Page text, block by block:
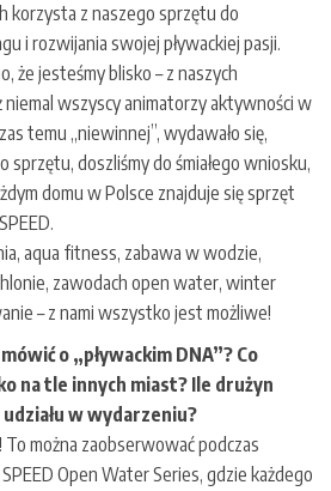
korzysta z naszego sprzętu do
i rozwijania swojej pływackiej pasji.
że jesteśmy blisko – z naszych
wszyscy animatorzy aktywności w
temu „niewinnej”, wydawało się,
sprzętu, doszliśmy do śmiałego wniosku,
domu w Polsce znajduje się sprzęt
aqua fitness, zabawa w wodzie,
zawodach open water, winter
– z nami wszystko jest możliwe!
o „pływackim DNA”? Co
na tle innych miast? Ile drużyn
udziału w wydarzeniu?
można zaobserwować podczas
Open Water Series, gdzie każdego